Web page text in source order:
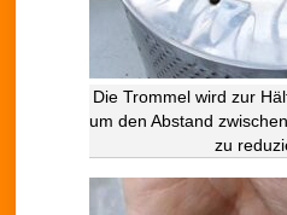
Die Trommel wird zur
um den Abstand
zu